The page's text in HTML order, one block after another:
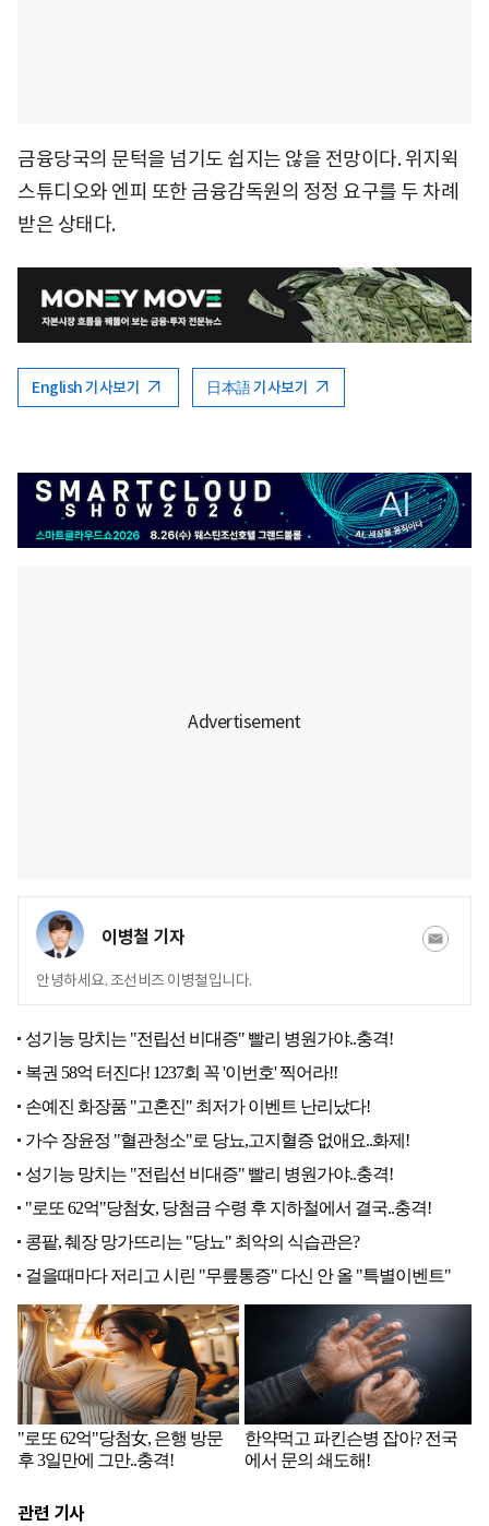
금융당국의 문턱을 넘기도 쉽지는 않을 전망이다. 위지윅
스튜디오와 엔피 또한 금융감독원의 정정 요구를 두 차례
받은 상태다.
English 기사보기 日本語 기사보기
이병철 기자
안녕하세요. 조선비즈 이병철입니다.
관련 기사